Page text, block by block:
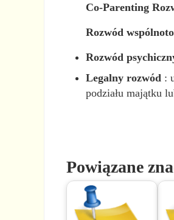
Co-Parenting
Rozwód
Rozwód
Legalny rozwód:
podziału majątku
Powiązane